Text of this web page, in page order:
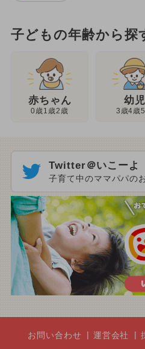
子どもの年齢から探
赤ちゃん
0歳1歳2歳
幼児
3歳4歳
Twitter＠いこーよ
子育て中のママパパの
お問い合わせ 運営会社